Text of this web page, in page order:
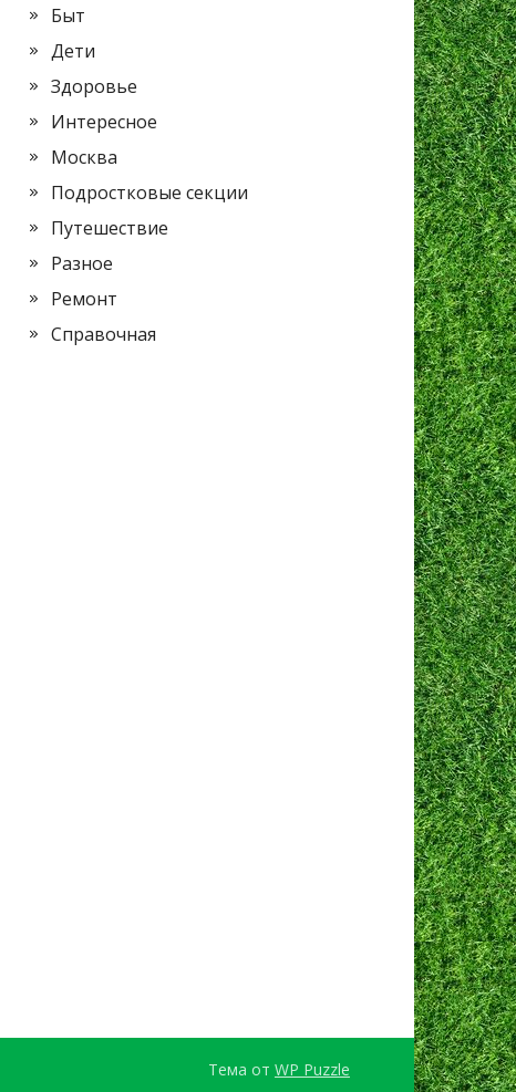
Быт
Дети
Здоровье
Интересное
Москва
Подростковые секции
Путешествие
Разное
Ремонт
Справочная
Тема от WP Puzzle